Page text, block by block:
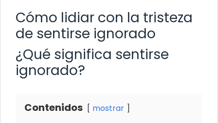
Cómo lidiar con la tristeza
de sentirse ignorado
¿Qué significa sentirse
ignorado?
Contenidos mostrar